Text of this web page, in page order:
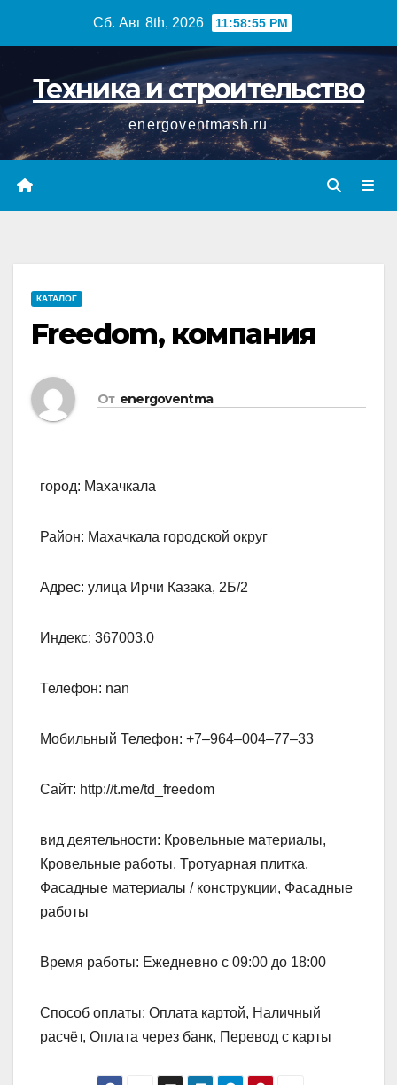
Сб. Авг 8th, 2026 11:58:55 PM
Техника и строительство
energoventmash.ru
КАТАЛОГ
Freedom, компания
От energoventma
город: Махачкала
Район: Махачкала городской округ
Адрес: улица Ирчи Казака, 2Б/2
Индекс: 367003.0
Телефон: nan
Мобильный Телефон: +7‒964‒004‒77‒33
Сайт: http://t.me/td_freedom
вид деятельности: Кровельные материалы,
Кровельные работы, Тротуарная плитка,
Фасадные материалы / конструкции, Фасадные
работы
Время работы: Ежедневно с 09:00 до 18:00
Способ оплаты: Оплата картой, Наличный
расчёт, Оплата через банк, Перевод с карты